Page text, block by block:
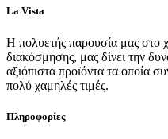
La Vista
Η πολυετής παρουσία μας στο
διακόσμησης, μας δίνει την
αξιόπιστα προϊόντα τα οποία
πολύ χαμηλές τιμές.
Πληροφορίες